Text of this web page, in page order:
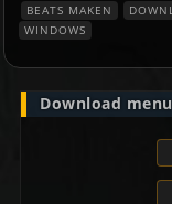
BEATS MAKEN
WINDOWS
Download menu